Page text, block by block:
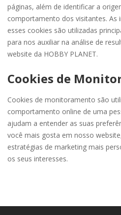
páginas, além de identificar a
comportamento dos visitantes.
esses cookies são utilizadas
para nos auxiliar na análise de
website da HOBBY PLANET.
Cookies de
Cookies de monitoramento são
comportamento online de uma
ajudam a entender as suas
você mais gosta em nosso
estratégias de marketing mais
os seus interesses.